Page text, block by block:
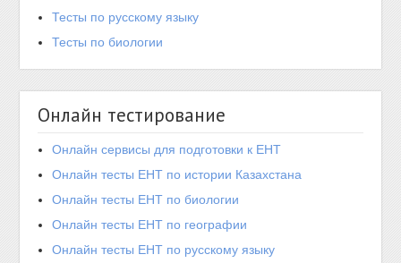
Тесты по русскому языку
Тесты по биологии
Онлайн тестирование
Онлайн сервисы для подготовки к ЕНТ
Онлайн тесты ЕНТ по истории Казахстана
Онлайн тесты ЕНТ по биологии
Онлайн тесты ЕНТ по географии
Онлайн тесты ЕНТ по русскому языку